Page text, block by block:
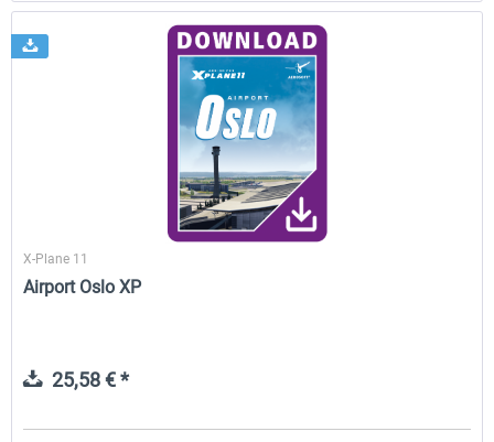
X-Plane 11
Airport Oslo XP
25,58 € *